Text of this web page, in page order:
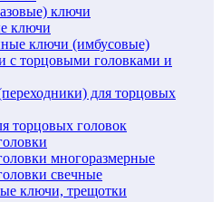
ключи
ключи
ключи (имбусовые)
с торцовыми головками и
для торцовых
торцовых головок
многоразмерные
свечные
ключи, трещотки